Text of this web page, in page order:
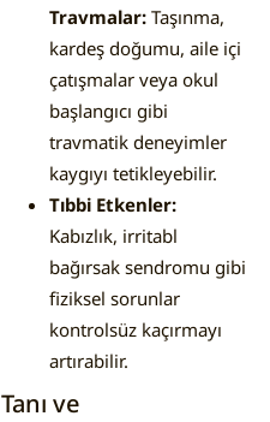
Travmalar: Taşınma,
kardeş doğumu, aile içi
çatışmalar veya okul
başlangıcı gibi
travmatik deneyimler
kaygıyı tetikleyebilir.
Tıbbi Etkenler:
Kabızlık, irritabl
bağırsak sendromu gibi
fiziksel sorunlar
kontrolsüz kaçırmayı
artırabilir.
Tanı ve